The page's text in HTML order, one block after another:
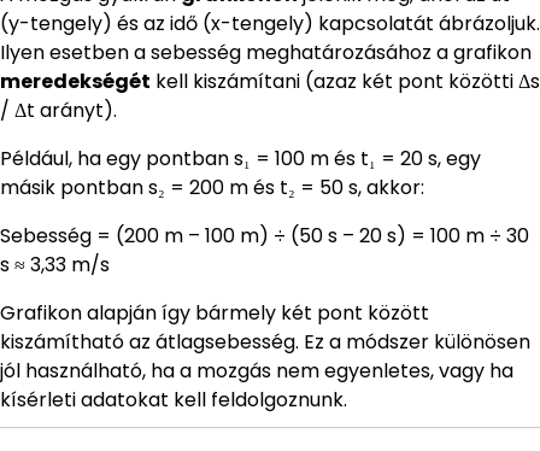
(y-tengely) és az idő (x-tengely) kapcsolatát ábrázoljuk.
Ilyen esetben a sebesség meghatározásához a grafikon
meredekségét kell kiszámítani (azaz két pont közötti Δs
/ Δt arányt).
Például, ha egy pontban s₁ = 100 m és t₁ = 20 s, egy
másik pontban s₂ = 200 m és t₂ = 50 s, akkor:
Sebesség = (200 m – 100 m) ÷ (50 s – 20 s) = 100 m ÷ 30
s ≈ 3,33 m/s
Grafikon alapján így bármely két pont között
kiszámítható az átlagsebesség. Ez a módszer különösen
jól használható, ha a mozgás nem egyenletes, vagy ha
kísérleti adatokat kell feldolgoznunk.